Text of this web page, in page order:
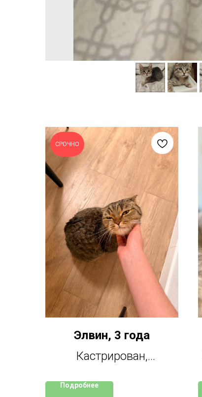
СРОЧНО
Элвин, 3 года
Кастрирован,
приучен к лотку и
Подробнее